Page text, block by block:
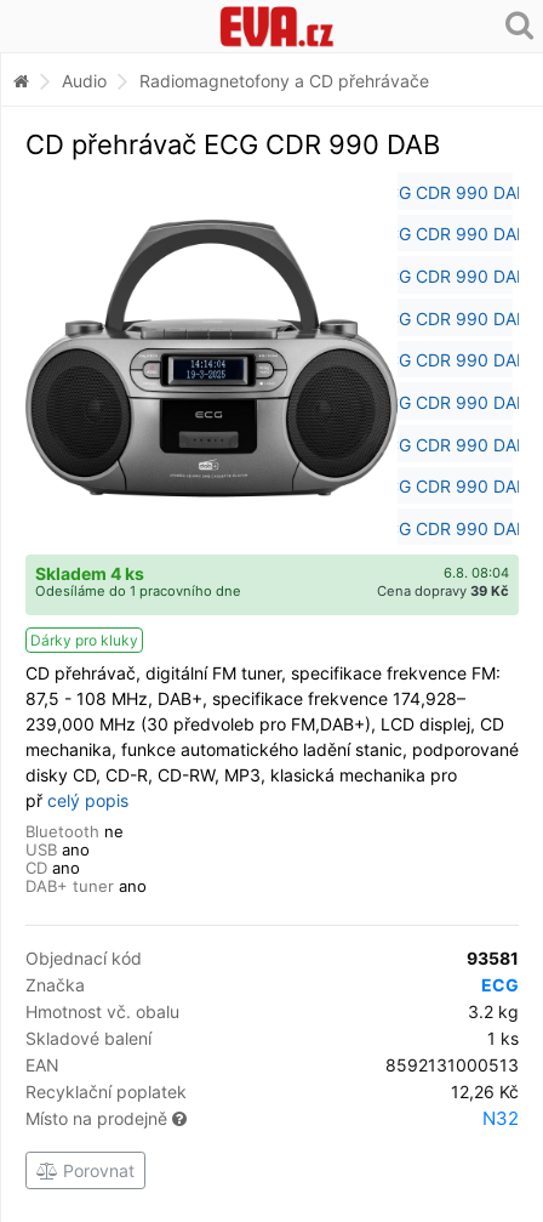
Audio Radiomagnetofony a CD přehrávače
CD přehrávač ECG CDR 990 DAB
6.8. 08:04
Skladem 4 ks
Cena dopravy 39 Kč
Odesíláme do 1 pracovního dne
Dárky pro kluky
CD přehrávač, digitální FM tuner, specifikace frekvence FM:
87,5 - 108 MHz, DAB+, specifikace frekvence 174,928–
239,000 MHz (30 předvoleb pro FM,DAB+), LCD displej, CD
mechanika, funkce automatického ladění stanic, podporované
disky CD, CD-R, CD-RW, MP3, klasická mechanika pro
př celý popis
Bluetooth ne
USB ano
CD ano
DAB+ tuner ano
Objednací kód
93581
Značka
ECG
Hmotnost vč. obalu
3.2 kg
Skladové balení
1 ks
EAN
8592131000513
Recyklační poplatek
12,26 Kč
Místo na prodejně
N32
Porovnat